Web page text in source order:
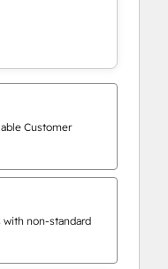
Customer
with non-standard